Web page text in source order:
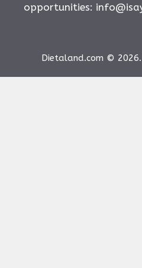
opportunities:
Dietaland.com ©